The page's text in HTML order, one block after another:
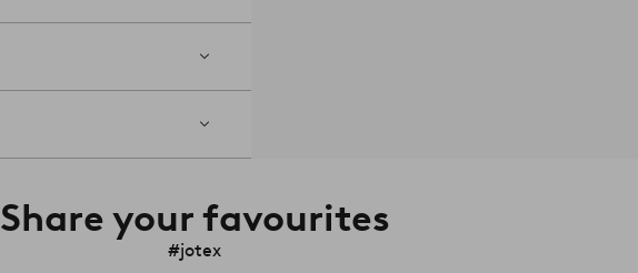
Share your favourites
#jotex